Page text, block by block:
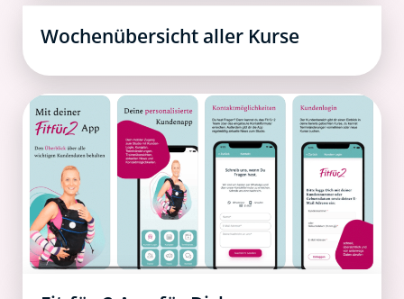
Wochenübersicht aller Kurse